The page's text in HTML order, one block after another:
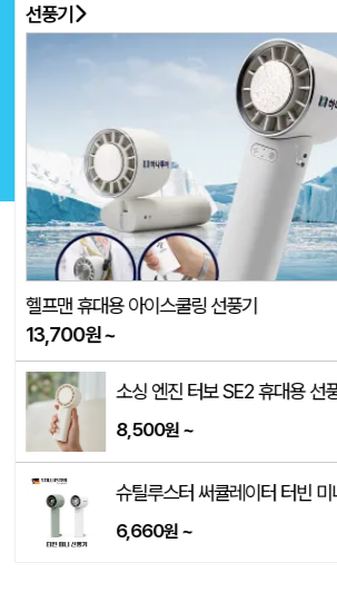
선풍기
헬프맨 휴대용 아이스쿨링 선풍기
13,700원~
소싱 엔진 터보 SE2 휴대용 선
8,500원~
6,660원~